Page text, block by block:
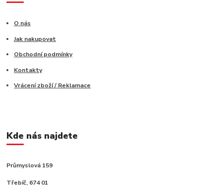
O nás
Jak nakupovat
Obchodní podmínky
Kontakty
Vrácení zboží / Reklamace
Kde nás najdete
Průmyslová 159
Třebíč, 674 01